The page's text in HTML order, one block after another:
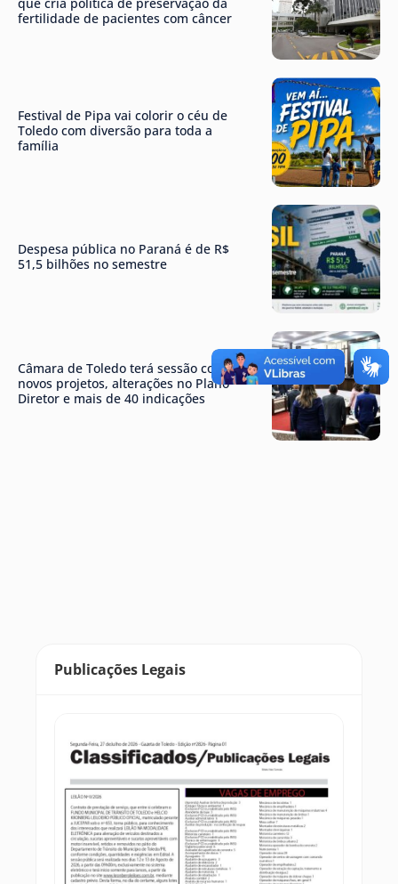
fertilidade de pacientes com câncer
Festival de Pipa vai colorir o céu de
Toledo com diversão para toda a
família
Despesa pública no Paraná é de R$
51,5 bilhões no semestre
Câmara de Toledo terá sessão com
novos projetos, alterações no Plano
Diretor e mais de 40 indicações
Publicações Legais